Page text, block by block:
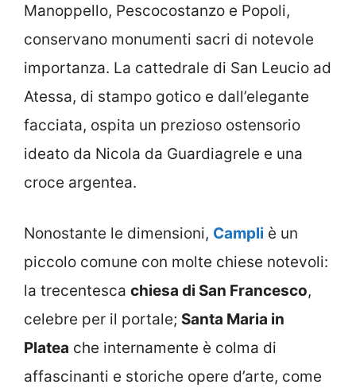
Manoppello, Pescocostanzo e Popoli,
conservano monumenti sacri di notevole
importanza. La cattedrale di San Leucio ad
Atessa, di stampo gotico e dall’elegante
facciata, ospita un prezioso ostensorio
ideato da Nicola da Guardiagrele e una
croce argentea.
Nonostante le dimensioni, Campli è un
piccolo comune con molte chiese notevoli:
la trecentesca chiesa di San Francesco,
celebre per il portale; Santa Maria in
Platea che internamente è colma di
affascinanti e storiche opere d’arte, come